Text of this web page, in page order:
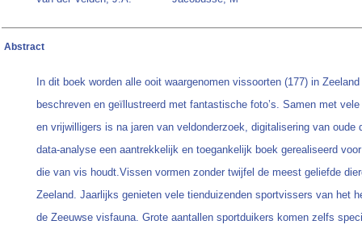
Abstract
In dit boek worden alle ooit waargenomen vissoorten (177) in
beschreven en geïllustreerd met fantastische foto’s. Samen met
en vrijwilligers is na jaren van veldonderzoek, digitalisering van oude
data-analyse een aantrekkelijk en toegankelijk boek gerealiseerd
die van vis houdt.Vissen vormen zonder twijfel de meest geliefde
Zeeland. Jaarlijks genieten vele tienduizenden sportvissers van het
de Zeeuwse visfauna. Grote aantallen sportduikers komen zelfs